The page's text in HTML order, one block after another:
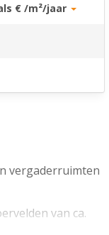
€ /m²/jaar
vergaderruimten
van ca.